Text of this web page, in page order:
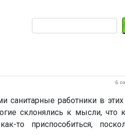
6
санитарные работники в этих
склонялись к мысли, что
то приспособиться,